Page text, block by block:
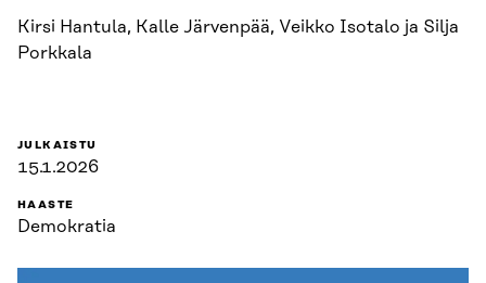
Kirsi Hantula, Kalle Järvenpää, Veikko Isotalo ja Silja
Porkkala
JULKAISTU
15.1.2026
HAASTE
Demokratia